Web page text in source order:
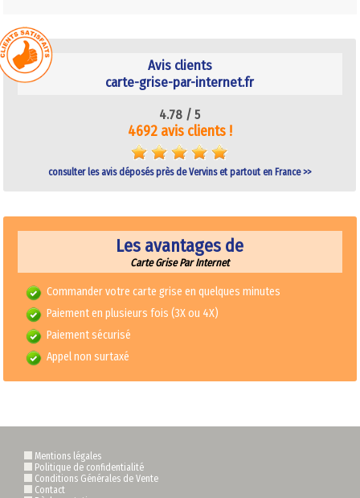
Avis clients
carte-grise-par-internet.fr
4.78 /5
4692 avis clients !
consulter les avis déposés près de Vervins et partout en France >>
Les avantages de
Carte Grise Par Internet
Commander votre carte grise en quelques minutes
Paiement en plusieurs fois (3X ou 4X)
Paiement sécurisé
Appel non surtaxé
Mentions légales
Politique de confidentialité
Conditions Générales de Vente
Contact